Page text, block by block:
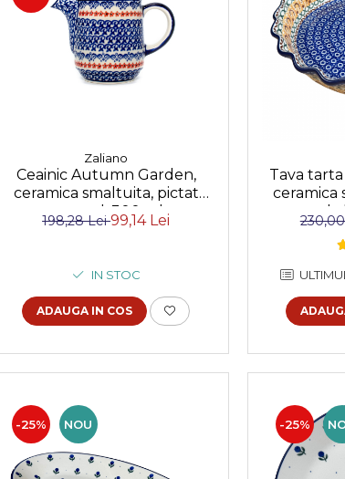
Zaliano
Ceainic Autumn Garden,
ceramica smaltuita, pictat
manual, 300 ml
198,28 Lei99,14 Lei
IN STOC
ADAUGA IN COS
Tava
ceramica
manual,
-25% NOU -25%